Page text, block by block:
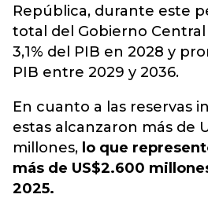
República, durante este
total del Gobierno
3,1% del PIB en 2028 y
PIB entre 2029 y 2036.
En cuanto a las reservas
estas alcanzaron más de
millones, lo que
más de US$2.600
2025.